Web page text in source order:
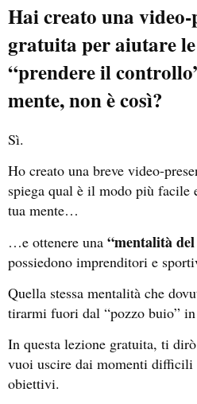
Hai creato una
gratuita per aiutare
“prendere il
mente, non è così?
Sì.
Ho creato una breve video-
spiega qual è il modo più facile
tua mente…
…e ottenere una “mentalità del
possiedono imprenditori e
Quella stessa mentalità che
tirarmi fuori dal “pozzo buio”
In questa lezione gratuita, ti
vuoi uscire dai momenti difficili
obiettivi.